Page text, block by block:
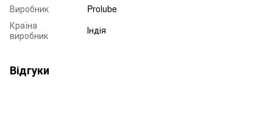
Виробник
Prolube
Країна
виробник
Індія
Відгуки